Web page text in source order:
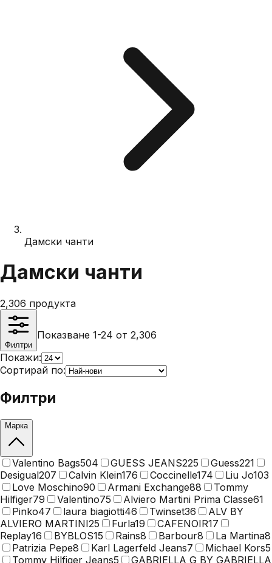
Дамски чанти
Дамски чанти
2,306 продукта
Филтри
Показване 1-24 от 2,306
Покажи:
Сортирай по:
Филтри
Марка
Valentino Bags504 GUESS JEANS225 Guess221
Desigual207 Calvin Klein176 Coccinelle174 Liu Jo103
Love Moschino90 Armani Exchange88
Tommy
Hilfiger79 Valentino75 Alviero Martini Prima Classe61
Pinko47 laura biagiotti46 Twinset36
ALV BY
ALVIERO MARTINI25 Furla19 CAFENOIR17
Replay16 BYBLOS15 Rains8 Barbour8 La Martina8
Patrizia Pepe8 Karl Lagerfeld Jeans7 Michael Kors5
Tommy Hilfiger Jeans5
GABRIELLA G BY GABRIELLA